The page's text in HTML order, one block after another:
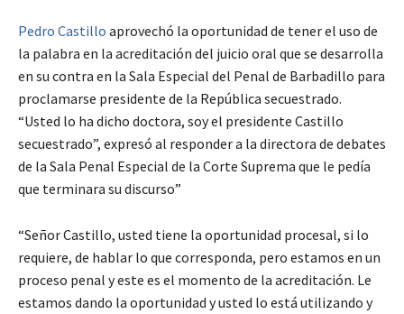
Pedro Castillo aprovechó la oportunidad de tener el uso de
la palabra en la acreditación del juicio oral que se desarrolla
en su contra en la Sala Especial del Penal de Barbadillo para
proclamarse presidente de la República secuestrado.
“Usted lo ha dicho doctora, soy el presidente Castillo
secuestrado”, expresó al responder a la directora de debates
de la Sala Penal Especial de la Corte Suprema que le pedía
que terminara su discurso”
“Señor Castillo, usted tiene la oportunidad procesal, si lo
requiere, de hablar lo que corresponda, pero estamos en un
proceso penal y este es el momento de la acreditación. Le
estamos dando la oportunidad y usted lo está utilizando y